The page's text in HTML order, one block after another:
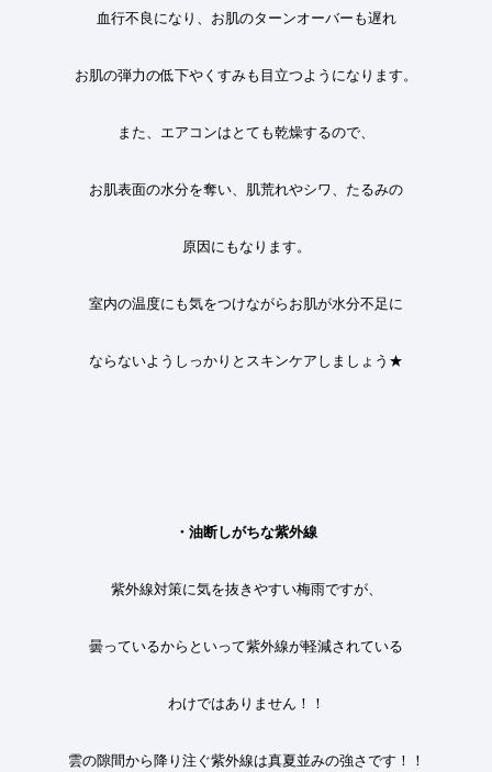
血行不良になり、お肌のターンオーバーも遅れ
お肌の弾力の低下やくすみも目立つようになります 。
また、エアコンはとても乾燥するので、
お肌表面の水分を奪い、肌荒れやシワ、たるみの
原因にもなります。
室内の温度にも気をつけながらお肌が水分不足に
ならないようしっかりとスキンケアしましょう ★
・油断しがちな紫外線
紫外線対策に気を抜きやすい梅雨ですが、
曇っているからといって紫外線が軽減されている
わけではありません ！！
雲の隙間から降り注ぐ紫外線は真夏並みの強さです ！！